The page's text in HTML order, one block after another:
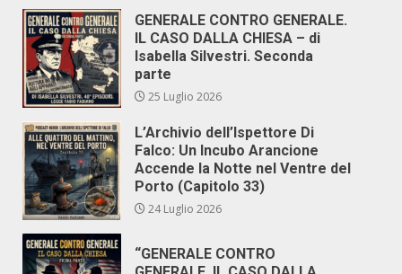
GENERALE CONTRO GENERALE.
IL CASO DALLA CHIESA – di
Isabella Silvestri. Seconda
parte
25 Luglio 2026
L’Archivio dell’Ispettore Di
Falco: Un Incubo Arancione
Accende la Notte nel Ventre del
Porto (Capitolo 33)
24 Luglio 2026
“GENERALE CONTRO